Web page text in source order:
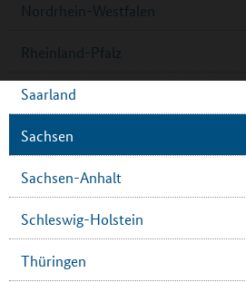
Nordrhein-Westfalen
Rheinland-Pfalz
Saarland
Sachsen
Sachsen-Anhalt
Schleswig-Holstein
Thüringen